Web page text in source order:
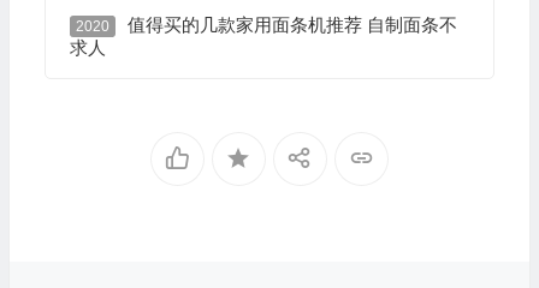
2020
值得买的几款家用面条机推荐 自制面条不
求人